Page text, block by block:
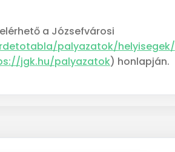
a Józsefvárosi
palyazatok/helyisegek/
jgk.hu/palyazatok) honlapján.